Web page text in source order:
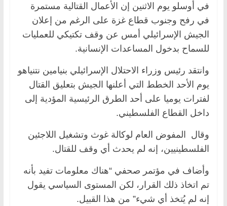
في أوسلو يوم الاثنين إن الأعمال القتالية مستمرة
في رفح وجنوب قطاع غزة على الرغم من إعلان
الجيش الإسرائيلي أمس عن وقف تكتيكي للعمليات
للسماح بدخول المساعدات الإنسانية.
وانتقد رئيس وزراء الاحتلال الإسرائيلي بنيامين نتنياهو
يوم الأحد الخطط التي أعلنها الجيش بتعليق القتال
لفترات يوميا على أحد الطرق الرئيسية المؤدية إلى
داخل القطاع الفلسطيني.
وقال المفوض العام لوكالة غوث وتشغيل اللاجئين
الفلسطينيين، إنه لم يحدث أي وقف للقتال.
وأضاف في مؤتمر صحفي “هناك معلومات تفيد بأنه
تم اتخاذ ذلك القرار، لكن المستوى السياسي يقول
إنه لم يُتخذ أي شيء” من هذا القبيل.